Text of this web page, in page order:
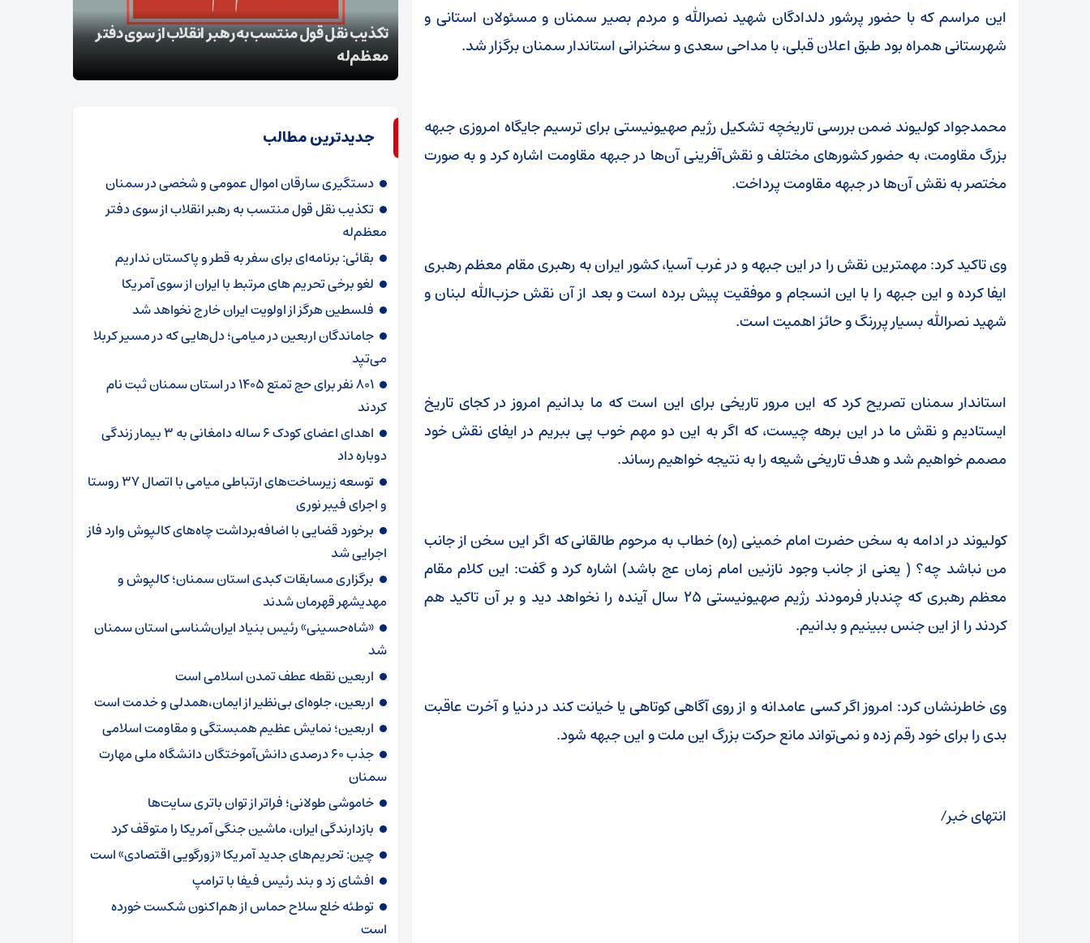
این مراسم که با حضور پرشور دلدادگان شهید نصرالله و مردم بصیر سمنان و مسئولان استانی و
شهرستانی همراه بود طبق اعلان قبلی، با مداحی سعدی و سخنرانی استاندار سمنان برگزار شد.
محمدجواد کولیوند ضمن بررسی تاریخچه تشکیل رژیم صهیونیستی برای ترسیم جایگاه امروزی جبهه
بزرگ مقاومت، به حضور کشورهای مختلف و نقش‌آفرینی آن‌ها در جبهه مقاومت اشاره کرد و به صورت
مختصر به نقش آن‌ها در جبهه مقاومت پرداخت.
وی تاکید کرد: مهمترین نقش را در این جبهه و در غرب آسیا، کشور ایران به رهبری مقام معظم رهبری
ایفا کرده و این جبهه را با این انسجام و موفقیت پیش برده است و بعد از آن نقش حزب‌الله لبنان و
شهید نصرالله بسیار پررنگ و حائز اهمیت است.
استاندار سمنان تصریح کرد که این مرور تاریخی برای این است که ما بدانیم امروز در کجای تاریخ
ایستادیم و نقش ما در این برهه چیست، که اگر به این دو مهم خوب پی ببریم در ایفای نقش خود
مصمم خواهیم شد و هدف تاریخی شیعه را به نتیجه خواهیم رساند.
کولیوند در ادامه به سخن حضرت امام خمینی (ره) خطاب به مرحوم طالقانی که اگر این سخن از جانب
من نباشد چه؟ ( یعنی از جانب وجود نازنین امام زمان عج باشد) اشاره کرد و گفت: این کلام مقام
معظم رهبری که چندبار فرمودند رژیم صهیونیستی ۲۵ سال آینده را نخواهد دید و بر آن تاکید هم
کردند را از این جنس ببینیم و بدانیم.
وی خاطرنشان کرد: امروز اگر کسی عامدانه و از روی آگاهی کوتاهی یا خیانت کند در دنیا و آخرت عاقبت
بدی را برای خود رقم زده و نمی‌تواند مانع حرکت بزرگ این ملت و این جبهه شود.
انتهای خبر/
بقائی: برنامه‌ای برای سفر به قطر و پاکستان نداریم
دستگیری سارقان اموال عمومی و شخصی در سمنان
تکذیب نقل قول منتسب به رهبر انقلاب از سوی دفتر
معظم‌له
جدیدترین مطالب
دستگیری سارقان اموال عمومی و شخصی در سمنان
تکذیب نقل قول منتسب به رهبر انقلاب از سوی دفتر
معظم‌له
بقائی: برنامه‌ای برای سفر به قطر و پاکستان نداریم
لغو برخی تحریم های مرتبط با ایران از سوی آمریکا
فلسطین هرگز از اولویت ایران خارج نخواهد شد
جاماندگان اربعین در میامی؛ دل‌هایی که در مسیر کربلا
می‌تپد
۸۰۱ نفر برای حج تمتع ۱۴۰۵ در استان سمنان ثبت نام
کردند
اهدای اعضای کودک ۶ ساله دامغانی به ۳ بیمار زندگی
دوباره داد
توسعه زیرساخت‌های ارتباطی میامی با اتصال ۳۷ روستا
و اجرای فیبر نوری
برخورد قضایی با اضافه‌برداشت چاه‌های کالپوش وارد فاز
اجرایی شد
برگزاری مسابقات کبدی استان سمنان؛ کالپوش و
مهدیشهر قهرمان شدند
«شاه‌حسینی» رئیس بنیاد ایران‌شناسی استان سمنان
شد
اربعین نقطه عطف تمدن اسلامی است
اربعین، جلوه‌ای بی‌نظیر از ایمان،همدلی و خدمت است
اربعین؛ نمایش عظیم همبستگی و مقاومت اسلامی
جذب ۶۰ درصدی دانش‌آموختگان دانشگاه ملی مهارت
سمنان
خاموشی طولانی؛ فراتر از توان باتری سایت‌ها
بازدارندگی ایران، ماشین جنگی آمریکا را متوقف کرد
چین: تحریم‌های جدید آمریکا «زورگویی اقتصادی» است
افشای زد و بند رئیس فیفا با ترامپ
توطئه خلع سلاح حماس از هم‌اکنون شکست خورده
است